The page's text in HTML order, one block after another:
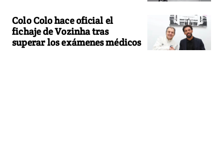
Colo Colo hace oficial el
fichaje de Vozinha tras
superar los exámenes médicos